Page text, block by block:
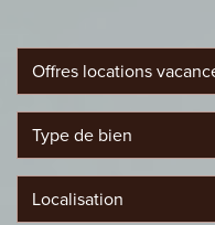
Offres locations
Type de bien
Localisation